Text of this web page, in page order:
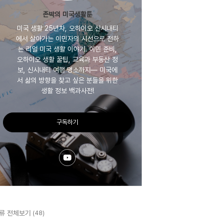
존박의 미국생활툰
미국 생활 25년차, 오하이오 신시내티
에서 살아가는 이민자의 시선으로 전하
는 리얼 미국 생활 이야기. 이민 준비,
오하이오 생활 꿀팁, 교육과 부동산 정
보, 신시내티 여행 명소까지— 미국에
서 삶의 방향을 찾고 싶은 분들을 위한
생활 정보 백과사전!
구독하기
전체보기 (48)